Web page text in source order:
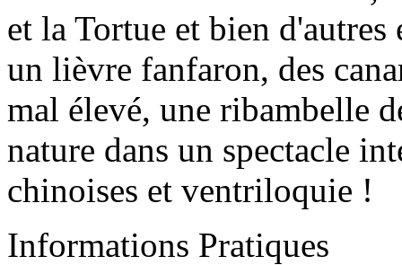
et la Tortue et bien
un lièvre fanfaron, des
mal élevé, une ribambelle
nature dans un spectacle
chinoises et ventriloquie !
Informations Pratiques